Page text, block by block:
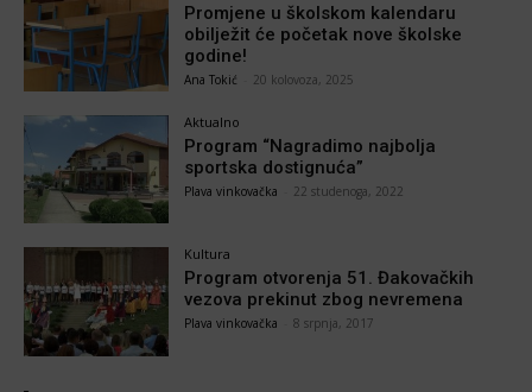
Promjene u školskom kalendaru
obilježit će početak nove školske
godine!
Ana Tokić 20 kolovoza, 2025
Aktualno
Program “Nagradimo najbolja
sportska dostignuća”
Plava vinkovačka 22 studenoga, 2022
Kultura
Program otvorenja 51. Đakovačkih
vezova prekinut zbog nevremena
Plava vinkovačka 8 srpnja, 2017